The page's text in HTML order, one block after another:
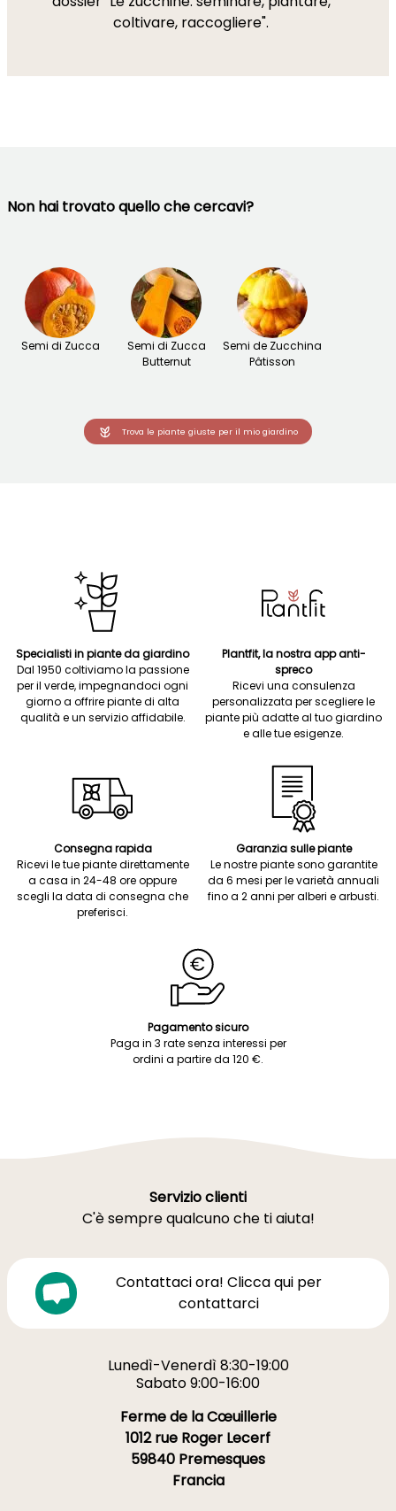
coltivare, raccogliere".
Non hai trovato quello che cercavi?
Semi di Zucca
Semi di Zucca
Butternut
Semi de Zucchina
Pâtisson
Trova le piante giuste per il mio giardino
Specialisti in piante da giardino
Dal 1950 coltiviamo la passione
per il verde, impegnandoci ogni
giorno a offrire piante di alta
qualità e un servizio affidabile.
Plantfit, la nostra app anti-
spreco
Ricevi una consulenza
personalizzata per scegliere le
piante più adatte al tuo giardino
e alle tue esigenze.
Consegna rapida
Ricevi le tue piante direttamente
a casa in 24-48 ore oppure
scegli la data di consegna che
preferisci.
Garanzia sulle piante
Le nostre piante sono garantite
da 6 mesi per le varietà annuali
fino a 2 anni per alberi e arbusti.
Pagamento sicuro
Paga in 3 rate senza interessi per
ordini a partire da 120 €.
Servizio clienti
C'è sempre qualcuno che ti aiuta!
Contattaci ora! Clicca qui per
contattarci
Lunedì-Venerdì 8:30-19:00
Sabato 9:00-16:00
Ferme de la Cœuillerie
1012 rue Roger Lecerf
59840 Premesques
Francia